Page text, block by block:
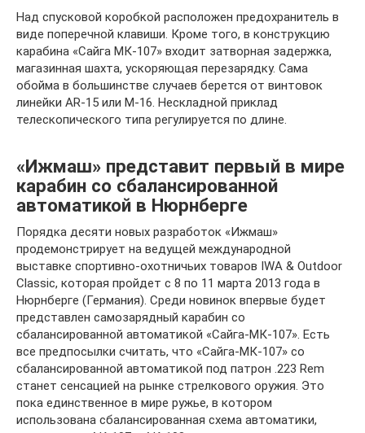
Над спусковой коробкой расположен предохранитель в
виде поперечной клавиши. Кроме того, в конструкцию
карабина «Сайга МК-107» входит затворная задержка,
магазинная шахта, ускоряющая перезарядку. Сама
обойма в большинстве случаев берется от винтовок
линейки AR-15 или М-16. Нескладной приклад
телескопического типа регулируется по длине.
«Ижмаш» представит первый в мире
карабин со сбалансированной
автоматикой в Нюрнберге
Порядка десяти новых разработок «Ижмаш»
продемонстрирует на ведущей международной
выставке спортивно-охотничьих товаров IWA & Outdoor
Classic, которая пройдет с 8 по 11 марта 2013 года в
Нюрнберге (Германия). Среди новинок впервые будет
представлен самозарядный карабин со
сбалансированной автоматикой «Сайга-МК-107». Есть
все предпосылки считать, что «Сайга-МК-107» со
сбалансированной автоматикой под патрон .223 Rem
станет сенсацией на рынке стрелкового оружия. Это
пока единственное в мире ружье, в котором
использована сбалансированная схема автоматики,